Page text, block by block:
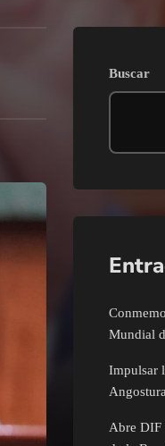
Buscar
Mundial
Impulsar
Abre DIF